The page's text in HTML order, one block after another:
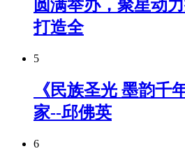
圆满举办，聚星动
打造全
5
《民族圣光 墨韵千
家--邱佛英
6